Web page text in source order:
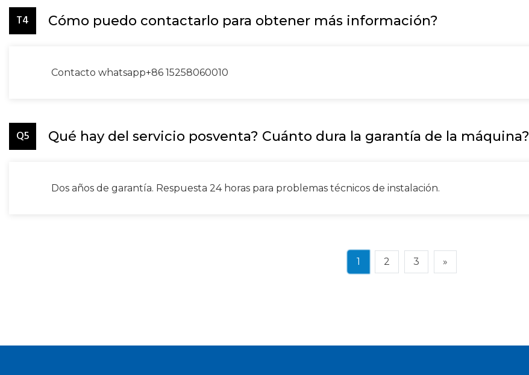
T4 Cómo puedo contactarlo para obtener más información?
Contacto whatsapp+86 15258060010
Q5 Qué hay del servicio posventa? Cuánto dura la garantía de la máquina?
Dos años de garantía. Respuesta 24 horas para problemas técnicos de instalación.
1 2 3 »